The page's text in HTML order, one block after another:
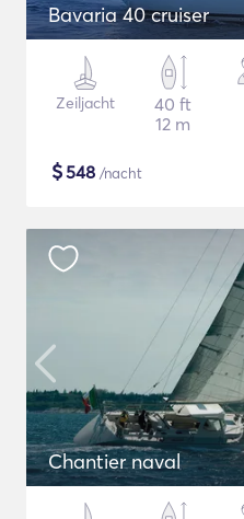
Bavaria 40 cruiser
Zeiljacht
40 ft
12 m
$548 /nacht
Chantier naval